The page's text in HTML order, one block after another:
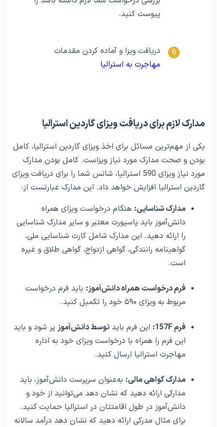
پیوست کنید.
دریافت ویزا و آماده کردن مقدمات
مهاجرت به استرالیا
مدارک لازم برای دریافت ویزای گاردین استرالیا
یکی از مهم‌ترین مسائل برای اخذ ویزای گاردین استرالیا، کامل
بودن و صحت مدارک مورد نیاز ویزاست. کامل بودن مدارک
مورد نیاز ویزای 590 استرالیا، شانس شما را برای دریافت ویزای
گاردین استرالیا افزایش خواهد داد. این مدارک عبارتست از:
مدارک شناسایی: هنگام درخواست ویزای همراه
دانش‌آموز باید پاسپورت معتبر و سایر مدارک شناسایی
را ارائه دهید. این مدارک شامل کارت شناسایی ملی،
گواهینامه رانندگی، گواهی ازدواج، گواهی طلاق و غیره
است.
فرم درخواست همراه دانش‌آموز: باید فرم درخواست
مربوط به ویزای ۵۹۰ خود را تکمیل کنید.
فرم 157F: این فرم باید توسط دانش‌آموز پر شود و باید
این فرم را همراه با درخواست ویزای خود به اداره
مهاجرت استرالیا ارسال کنید.
مدارک گواهی مالی: به‌عنوان سرپرست دانش‌آموز، باید
مدارکی ارائه دهید که نشان دهد می‌توانید از خود و
دانش‌آموز در طول اقامتتان در استرالیا حمایت کنید.
برای مثال مدرکی ارائه دهید که نشان دهد درآمد سالانه